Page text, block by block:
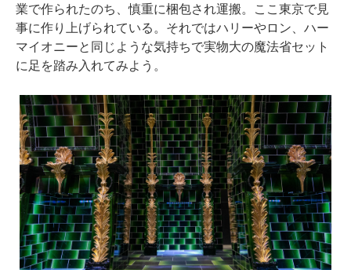
業で作られたのち、慎重に梱包され運搬。ここ東京で見
事に作り上げられている。それではハリーやロン、ハー
マイオニーと同じような気持ちで実物大の魔法省セット
に足を踏み入れてみよう。